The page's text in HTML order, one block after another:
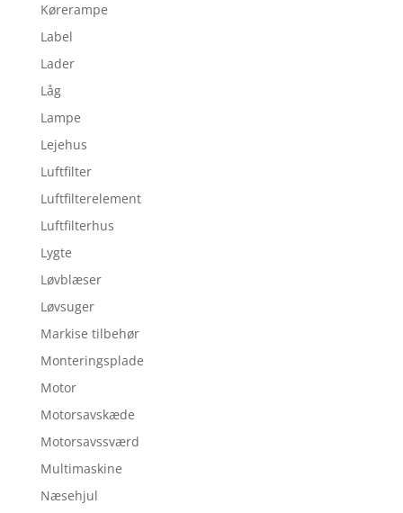
Kørerampe
Label
Lader
Låg
Lampe
Lejehus
Luftfilter
Luftfilterelement
Luftfilterhus
Lygte
Løvblæser
Løvsuger
Markise tilbehør
Monteringsplade
Motor
Motorsavskæde
Motorsavssværd
Multimaskine
Næsehjul